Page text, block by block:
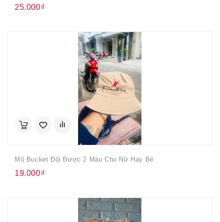
25.000₫
Mũ Bucket Đội Được 2 Màu Cho Nữ Hay Bé
19.000₫